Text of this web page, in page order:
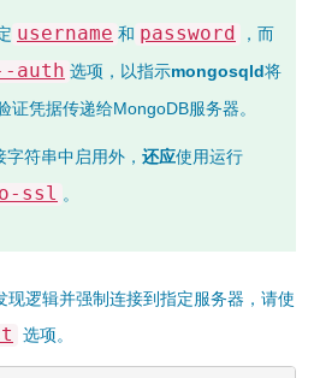
username 和 password
，而
auth 选项，以指示mongosqld将
证凭据传递给MongoDB服务器。
字符串中启用外， 还应使用运行
ssl 。
现逻辑并强制连接到指定服务器，请使
选项。